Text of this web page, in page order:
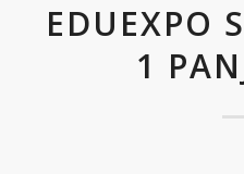
EDUEXPO
1